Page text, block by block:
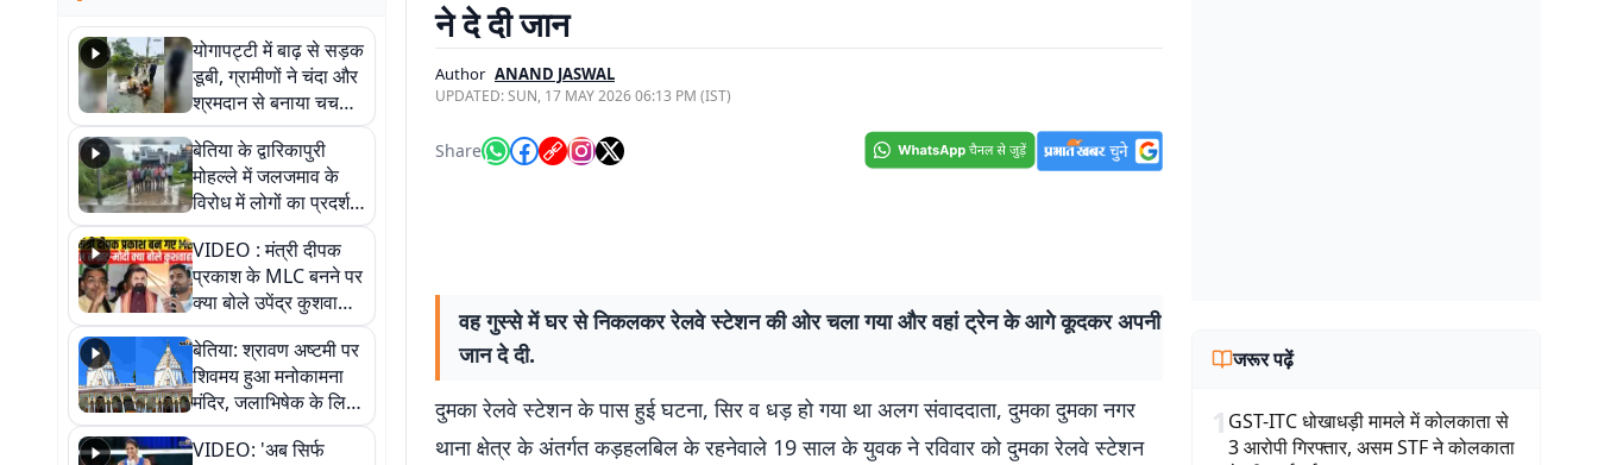
योगापट्टी में बाढ़ से सड़क
डूबी, ग्रामीणों ने चंदा और
श्रमदान से बनाया चचरी
पुल
बेतिया के द्वारिकापुरी
मोहल्ले में जलजमाव के
विरोध में लोगों का प्रदर्शन,
स्थायी समाधान की मांग
VIDEO : मंत्री दीपक
प्रकाश के MLC बनने पर
क्या बोले उपेंद्र कुशवाहा,
सुनिए
बेतिया: श्रावण अष्टमी पर
शिवमय हुआ मनोकामना
मंदिर, जलाभिषेक के लिए
लगी लंबी कतारें
VIDEO: 'अब सिर्फ
ने दे दी जान
Author ANAND JASWAL
UPDATED:SUN, 17 MAY 2026 06:13 PM (IST)
Share
वह गुस्से में घर से निकलकर रेलवे स्टेशन की ओर चला गया और वहां ट्रेन के आगे कूदकर अपनी
जान दे दी.
दुमका रेलवे स्टेशन के पास हुई घटना, सिर व धड़ हो गया था अलग संवाददाता, दुमका दुमका नगर
थाना क्षेत्र के अंतर्गत कड़हलबिल के रहनेवाले 19 साल के युवक ने रविवार को दुमका रेलवे स्टेशन
जरूर पढ़ें
1 GST-ITC धोखाधड़ी मामले में कोलकाता से
3 आरोपी गिरफ्तार, असम STF ने कोलकाता